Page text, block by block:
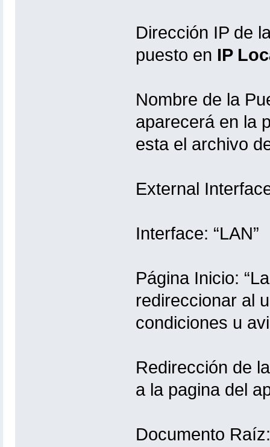
Dirección IP de
puesto en IP
Nombre de la
aparecerá en la
esta el archivo
External
Interface: “LAN”
Página Inicio:
redireccionar al
condiciones u
Redirección de
a la pagina del
Documento